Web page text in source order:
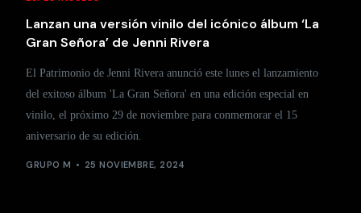
Lanzan una versión vinilo del icónico álbum ‘La
Gran Señora’ de Jenni Rivera
El Patrimonio de Jenni Rivera anunció este lunes el lanzamiento
del exitoso álbum 'La Gran Señora' en una edición especial en
vinilo, el próximo 29 de noviembre para conmemorar el 15
aniversario de su edición.
GRUPO M 25 NOVIEMBRE, 2024